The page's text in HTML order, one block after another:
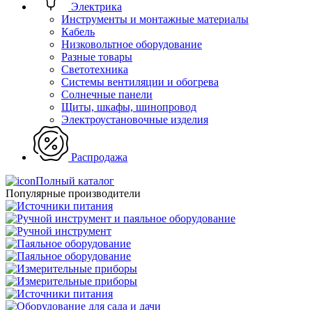
Электрика
Инструменты и монтажные материалы
Кабель
Низковольтное оборудование
Разные товары
Светотехника
Системы вентиляции и обогрева
Солнечные панели
Щиты, шкафы, шинопровод
Электроустановочные изделия
Распродажа
Полный каталог
Популярные производители